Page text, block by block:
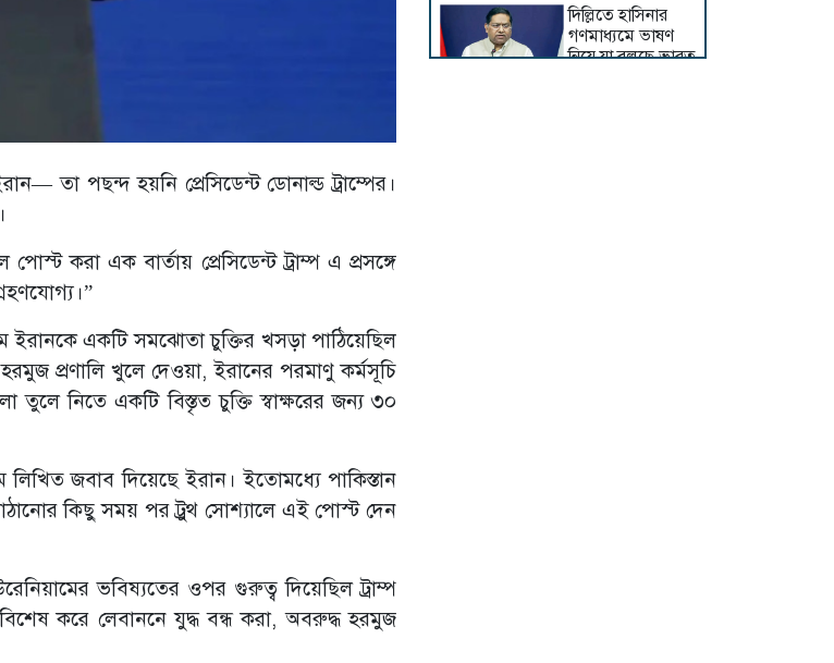
তা পছন্দ হয়নি প্রেসিডেন্ট ডোনাল্ড ট্রাম্পের।
করা এক বার্তায় প্রেসিডেন্ট ট্রাম্প এ প্রসঙ্গে
ইরানকে একটি সমঝোতা চুক্তির খসড়া পাঠিয়েছিল
প্রণালি খুলে দেওয়া, ইরানের পরমাণু কর্মসূচি
তুলে নিতে একটি বিস্তৃত চুক্তি স্বাক্ষরের জন্য ৩০
লিখিত জবাব দিয়েছে ইরান। ইতোমধ্যে পাকিস্তান
কিছু সময় পর ট্রুথ সোশ্যালে এই পোস্ট দেন
ভবিষ্যতের ওপর গুরুত্ব দিয়েছিল ট্রাম্প
করে লেবাননে যুদ্ধ বন্ধ করা, অবরুদ্ধ হরমুজ
দিল্লিতে হাসিনার
গণমাধ্যমে ভাষণ
নিয়ে যা বলছে ভারত